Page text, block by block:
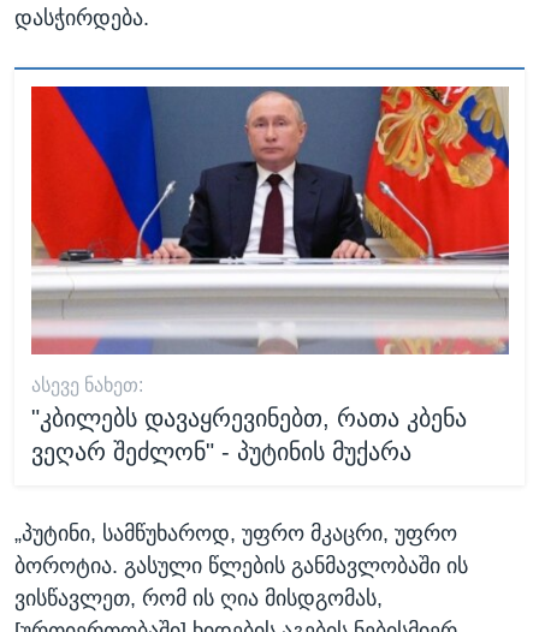
დასჭირდება.
ᲐᲡᲔᲕᲔ ᲜᲐᲮᲔᲗ:
"კბილებს დავაყრევინებთ, რათა კბენა
ვეღარ შეძლონ" - პუტინის მუქარა
„პუტინი, სამწუხაროდ, უფრო მკაცრი, უფრო
ბოროტია. გასული წლების განმავლობაში ის
ვისწავლეთ, რომ ის ღია მისდგომას,